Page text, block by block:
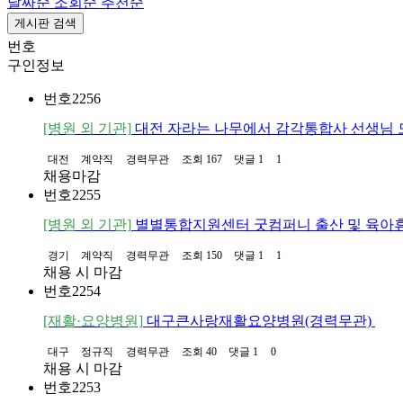
게시판 검색
번호
구인정보
번호2256
[병원 외 기관] 대전 자라는 나무에서 감각통합사 선생님
대전 계약직 경력무관 조회 167 댓글 1 1
채용마감
번호2255
[병원 외 기관] 별별통합지원센터 굿컴퍼니 출산 및 육아
경기 계약직 경력무관 조회 150 댓글 1 1
채용 시 마감
번호2254
[재활·요양병원] 대구큰사랑재활요양병원(경력무관)
대구 정규직 경력무관 조회 40 댓글 1 0
채용 시 마감
번호2253